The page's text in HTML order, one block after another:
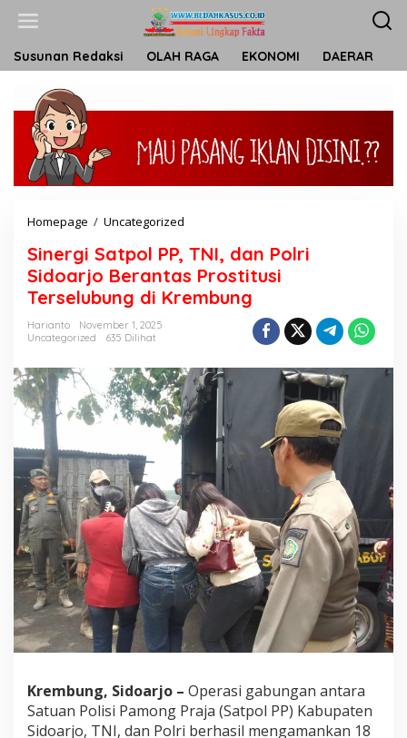
t
Susunan Redaksi OLAH RAGA EKONOMI DAERAR
Homepage / Uncategorized
n
e
r
g
t
p
o
l
P
N
I
,
d
a
n
P
o
r
d
o
Sinergi Satpol PP, TNI, dan Polri
Sidoarjo Berantas Prostitusi
Terselubung di Krembung
Harianto
November 1, 2025
Uncategorized
635 Dilihat
Krembung, Sidoarjo – Operasi gabungan antara
Satuan Polisi Pamong Praja (Satpol PP) Kabupaten
Sidoarjo, TNI, dan Polri berhasil mengamankan 18